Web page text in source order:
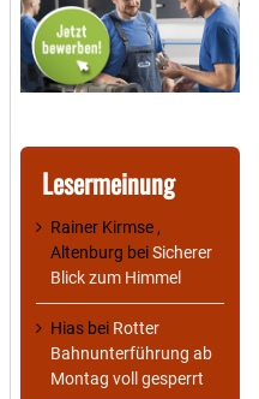
Lesermeinung
Rainer Kirmse ,
Altenburg beiSicherer
Blick zum Himmel
Hias bei Rotter
Bahnunterführung ab
Montag voll gesperrt